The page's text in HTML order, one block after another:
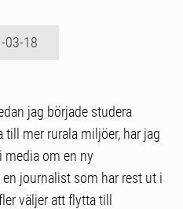
03-18
jag började studera
mer rurala miljöer, har jag
media om en ny
journalist som har rest ut i
väljer att flytta till